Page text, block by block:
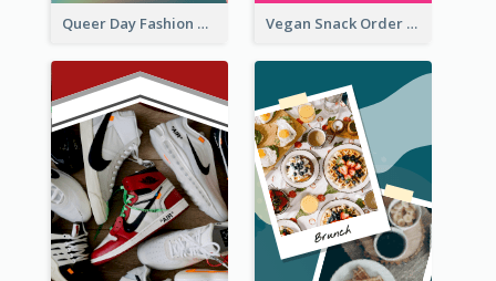
Queer Day Fashion Wide Skyscraper Banner Vegan Snack Order Wide Skyscraper Banner